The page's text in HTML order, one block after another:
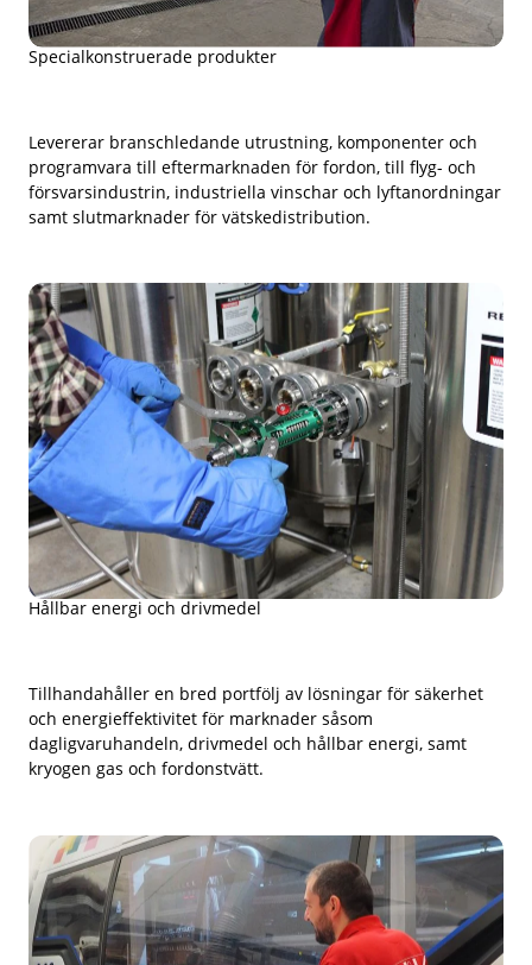
Specialkonstruerade produkter
Levererar branschledande utrustning, komponenter och
programvara till eftermarknaden för fordon, till flyg- och
försvarsindustrin, industriella vinschar och lyftanordningar
samt slutmarknader för vätskedistribution.
Hållbar energi och drivmedel
Tillhandahåller en bred portfölj av lösningar för säkerhet
och energieffektivitet för marknader såsom
dagligvaruhandeln, drivmedel och hållbar energi, samt
kryogen gas och fordonstvätt.